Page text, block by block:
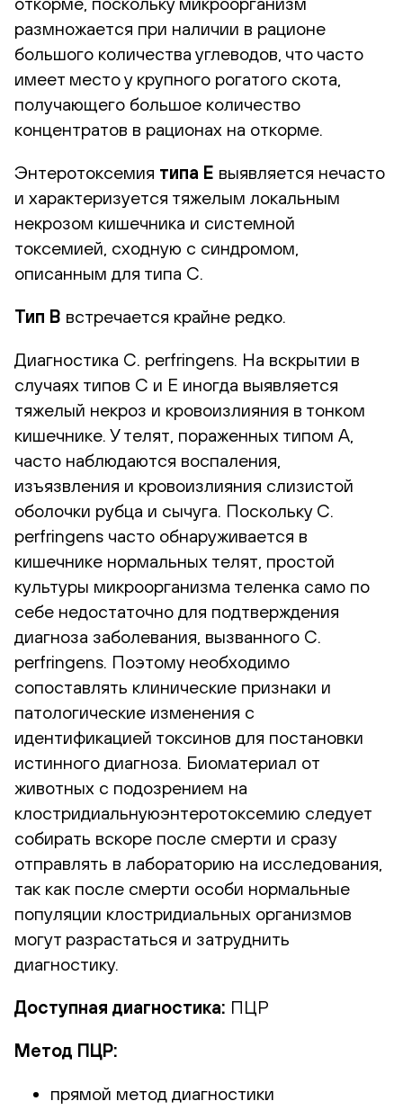
размножается при наличии в рационе
большого количества углеводов, что часто
имеет место у крупного рогатого скота,
получающего большое количество
концентратов в рационах на откорме.
Энтеротоксемия типа Е выявляется нечасто
и характеризуется тяжелым локальным
некрозом кишечника и системной
токсемией, сходную с синдромом,
описанным для типа C.
Тип B встречается крайне редко.
Диагностика C. perfringens. На вскрытии в
случаях типов C и E иногда выявляется
тяжелый некроз и кровоизлияния в тонком
кишечнике. У телят, пораженных типом А,
часто наблюдаются воспаления,
изъязвления и кровоизлияния слизистой
оболочки рубца и сычуга. Поскольку C.
perfringens часто обнаруживается в
кишечнике нормальных телят, простой
культуры микроорганизма теленка само по
себе недостаточно для подтверждения
диагноза заболевания, вызванного C.
perfringens. Поэтому необходимо
сопоставлять клинические признаки и
патологические изменения с
идентификацией токсинов для постановки
истинного диагноза. Биоматериал от
животных с подозрением на
клостридиальнуюэнтеротоксемию следует
собирать вскоре после смерти и сразу
отправлять в лабораторию на исследования,
так как после смерти особи нормальные
популяции клостридиальных организмов
могут разрастаться и затруднить
диагностику.
Доступная диагностика: ПЦР
Метод ПЦР:
прямой метод диагностики